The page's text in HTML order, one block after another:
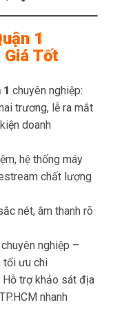
1
Giá Tốt
chuyên nghiệp:
trương, lễ ra mắt
doanh
hệ thống máy
chất lượng
nét, âm thanh rõ
nghiệp –
tối ưu chi
trợ khảo sát địa
nhanh